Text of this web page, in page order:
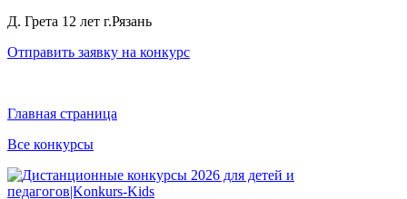
Д. Грета 12 лет г.Рязань
Отправить заявку на конкурс
Главная страница
Все конкурсы